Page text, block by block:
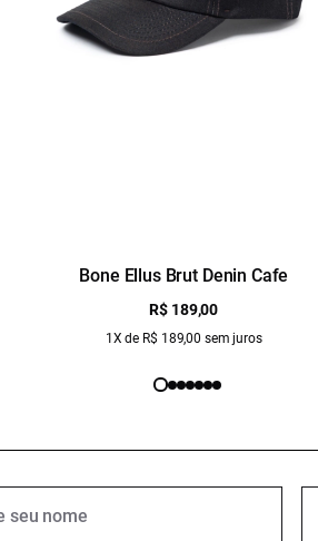
Bone Ellus Brut Denin Cafe
R$ 189,00
1X de R$ 189,00 sem juros